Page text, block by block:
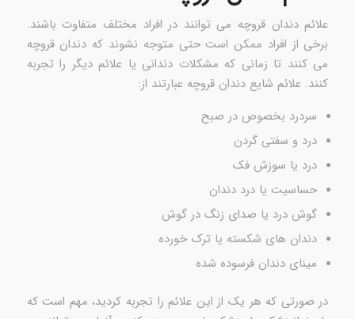
علائم دندان قروچه می توانند در افراد مختلف متفاوت باشند.
برخی از افراد ممکن است حتی متوجه نشوند که دندان قروچه
می کنند تا زمانی که مشکلات دندانی یا علائم دیگر را تجربه
کنند. علائم شایع دندان قروچه عبارتند از:
سردرد بخصوص در صبح
درد و سفتی گردن
درد یا سوزش فک
حساسیت یا درد دندان
گوش درد یا صدای زنگ در گوش
دندان های شکسته یا ترک خورده
مینای دندان فرسوده شده
در صورتی که هر یک از این علائم را تجربه کردید، مهم است که